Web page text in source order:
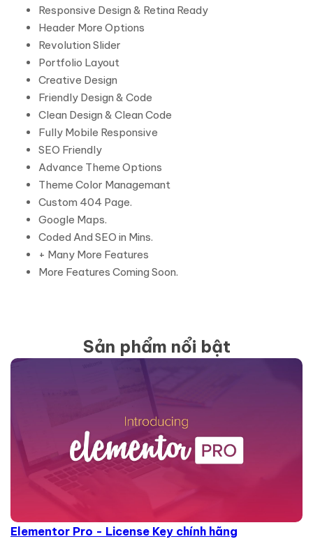
Responsive Design & Retina Ready
Header More Options
Revolution Slider
Portfolio Layout
Creative Design
Friendly Design & Code
Clean Design & Clean Code
Fully Mobile Responsive
SEO Friendly
Advance Theme Options
Theme Color Managemant
Custom 404 Page.
Google Maps.
Coded And SEO in Mins.
+ Many More Features
More Features Coming Soon.
Sản phẩm nổi bật
Elementor Pro - License Key chính hãng